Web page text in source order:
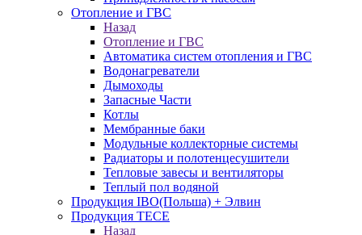
Отопление и ГВС
Назад
Отопление и ГВС
Автоматика систем отопления и ГВС
Водонагреватели
Дымоходы
Запасные Части
Котлы
Мембранные баки
Модульные коллекторные системы
Радиаторы и полотенцесушители
Тепловые завесы и вентиляторы
Теплый пол водяной
Продукция IBO(Польша) + Элвин
Продукция TECE
Назад